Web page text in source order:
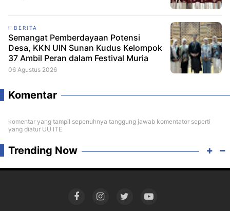
BERITA
Semangat Pemberdayaan Potensi
Desa, KKN UIN Sunan Kudus Kelompok
37 Ambil Peran dalam Festival Muria
06 Agustus 2026
Komentar
komentar yang tampil sepenuhnya tanggung jawab komentator seperti
yang diatur UU ITE
Trending Now